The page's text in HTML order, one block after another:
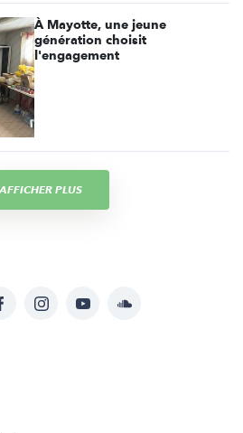
À Mayotte, une jeune
génération choisit
l'engagement
AFFICHER PLUS
FacebookInstagramYouTubeSoundcloud